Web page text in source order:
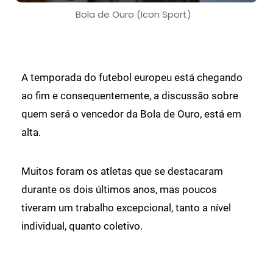
Bola de Ouro (Icon Sport)
A temporada do futebol europeu está chegando
ao fim e consequentemente, a discussão sobre
quem será o vencedor da Bola de Ouro, está em
alta.
Muitos foram os atletas que se destacaram
durante os dois últimos anos, mas poucos
tiveram um trabalho excepcional, tanto a nível
individual, quanto coletivo.